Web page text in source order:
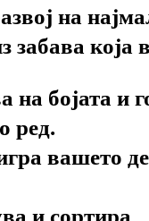
на
забава која
на бојата и
ред.⁣
вашето
и сортира